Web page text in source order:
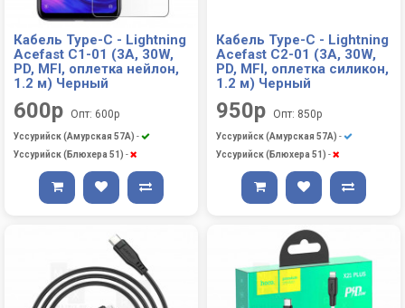
Кабель Type-C - Lightning
Acefast C1-01 (3A, 30W,
PD, MFI, оплетка нейлон,
1.2 м) Черный
600р Опт: 600р
Уссурийск (Амурская 57А) -
Уссурийск (Блюхера 51) -
Кабель Type-C - Lightning
Acefast C2-01 (3A, 30W,
PD, MFI, оплетка силикон,
1.2 м) Черный
950р Опт: 850р
Уссурийск (Амурская 57А) -
Уссурийск (Блюхера 51) -